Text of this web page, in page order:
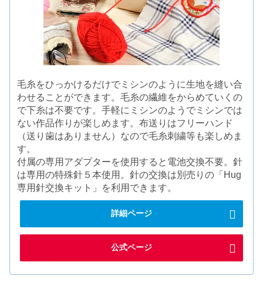
毛糸をひっかけるだけでミシンのように生地を縫い合
わせることができます。毛糸の繊維をからめていくの
で下糸は不要です。手軽にミシンのようでミシンでは
ない作品作りが楽しめます。布送りはフリーハンド
（送り歯はありません）なので毛糸刺繍等も楽しめま
す。
付属の専用アダプターを使用すると電池交換不要。針
は専用の特殊針５本使用。針の交換は別売りの「Hug
専用針交換キット」を利用できます。
詳細ページ
公式ページ